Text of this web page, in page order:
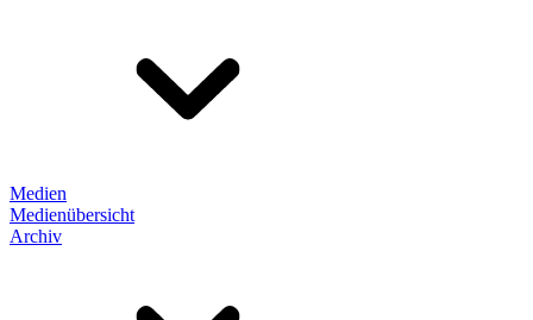
Medien
Medienübersicht
Archiv